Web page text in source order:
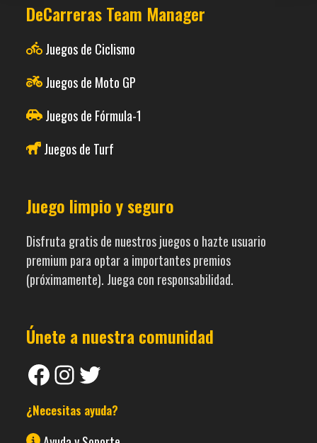
DeCarreras Team Manager
Juegos de Ciclismo
Juegos de Moto GP
Juegos de Fórmula-1
Juegos de Turf
Juego limpio y seguro
Disfruta gratis de nuestros juegos o hazte usuario
premium para optar a importantes premios
(próximamente). Juega con responsabilidad.
Únete a nuestra comunidad
FacebookInstagramTwitter
¿Necesitas ayuda?